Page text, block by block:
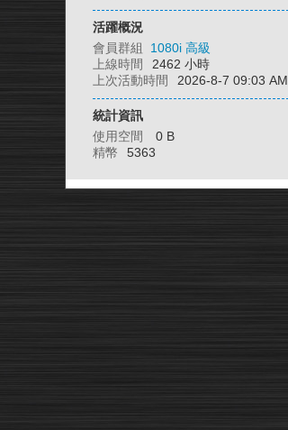
活躍概況
會員群組 1080i 高級
上線時間
2462 小時
上次活動時間
2026-8-7 09:03 AM
統計資訊
使用空間
0 B
精幣
5363